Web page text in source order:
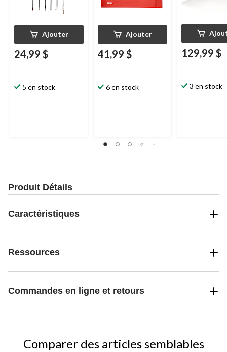
Ajouter
24,99 $
5 en stock
Ajouter
41,99 $
6 en stock
129,99 $
3 en stock
Produit Détails
Caractéristiques
Ressources
Commandes en ligne et retours
Comparer des articles semblables